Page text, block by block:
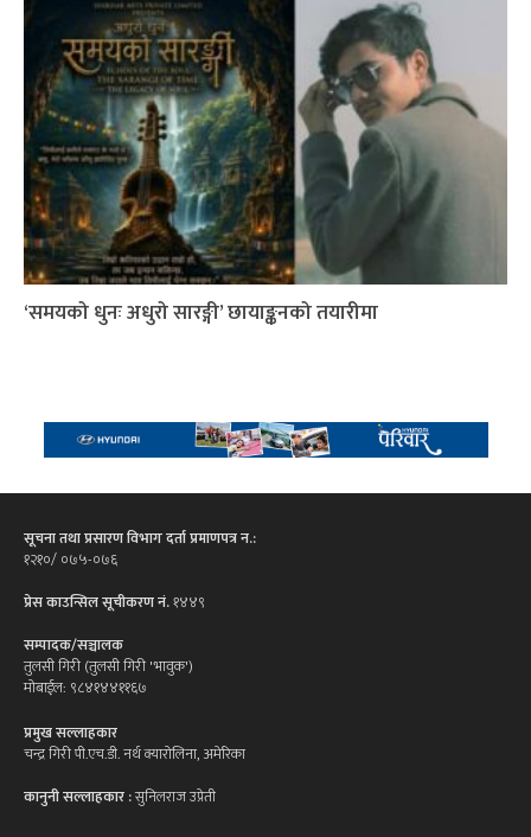
‘समयको धुनः अधुरो सारङ्गी’ छायाङ्कनको तयारीमा
सूचना तथा प्रसारण विभाग दर्ता प्रमाणपत्र न.:
१२१०/ ०७५-०७६
प्रेस काउन्सिल सूचीकरण नं.१४४९
सम्पादक/सञ्चालक
तुलसी गिरी (तुलसी गिरी 'भावुक')
मोबाईल: ९८४१४४११६७
प्रमुख सल्लाहकार
चन्द्र गिरी पी.एच.डी. नर्थ क्यारोलिना, अमेरिका
कानुनी सल्लाहकार :सुनिलराज उप्रेती